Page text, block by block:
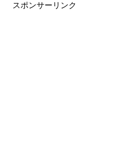
スポンサーリンク